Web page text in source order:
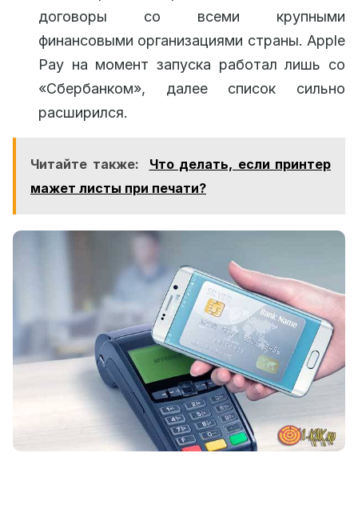
договоры со всеми крупными
финансовыми организациями страны. Apple
Pay на момент запуска работал лишь со
«Сбербанком», далее список сильно
расширился.
Читайте также:
Что делать, если принтер
мажет листы при печати?